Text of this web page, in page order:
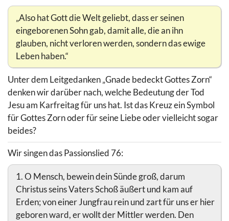
„Also hat Gott die Welt geliebt, dass er seinen
eingeborenen Sohn gab, damit alle, die an ihn
glauben, nicht verloren werden, sondern das ewige
Leben haben.“
Unter dem Leitgedanken „Gnade bedeckt Gottes Zorn“
denken wir darüber nach, welche Bedeutung der Tod
Jesu am Karfreitag für uns hat. Ist das Kreuz ein Symbol
für Gottes Zorn oder für seine Liebe oder vielleicht sogar
beides?
Wir singen das Passionslied 76:
1. O Mensch, bewein dein Sünde groß, darum
Christus seins Vaters Schoß äußert und kam auf
Erden; von einer Jungfrau rein und zart für uns er hier
geboren ward, er wollt der Mittler werden. Den